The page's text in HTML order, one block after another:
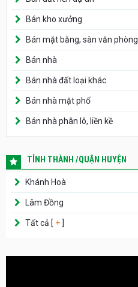
Bán kho xưởng
Bán mặt bằng, sàn văn phòng
Bán nhà
Bán nhà đất loại khác
Bán nhà mặt phố
Bán nhà phân lô, liền kề
TỈNH THÀNH /QUẬN HUYỆN
Khánh Hoà
Lâm Đồng
Tất cả [ + ]